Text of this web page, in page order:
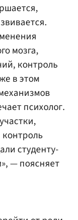
мозга,
контроль
в этом
психолог.
студенту-
— поясняет